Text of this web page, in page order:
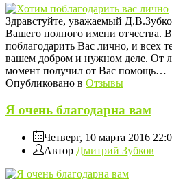
Здравстуйте, уважаемый
Вашего полного имени отчества.
поблагодарить Вас лично, и всех
вашем добром и нужном деле. От
момент получил от Вас помощь…
Опубликовано в Отзывы
Я очень благодарна вам
Четверг, 10 марта 2016
Автор Дмитрий Зубков